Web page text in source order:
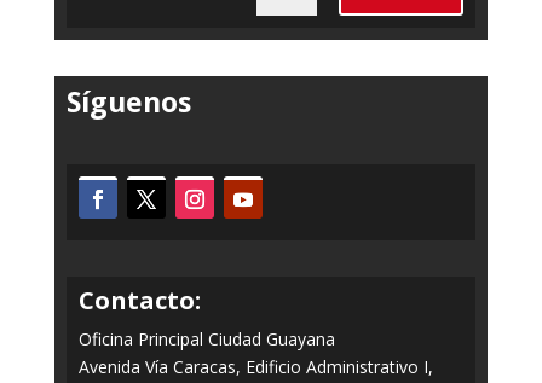
Síguenos
Contacto:
Oficina Principal Ciudad Guayana
Avenida Vía Caracas, Edificio Administrativo I,